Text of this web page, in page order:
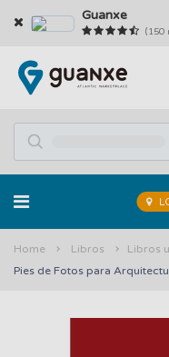
Guanxe
(150
Home Libros
Libros
Pies de Fotos para